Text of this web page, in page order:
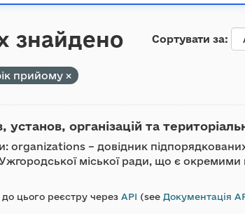
Сортувати за
знайдено
прийому
організацій та
organizations – довідник
Ужгородської міської ради, що є
цього реєстру через API (see Документація